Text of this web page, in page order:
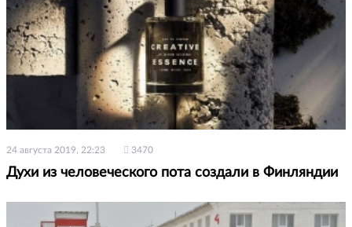
24 августа 2019, 22:23 3470
Духи из человеческого пота создали в Финляндии